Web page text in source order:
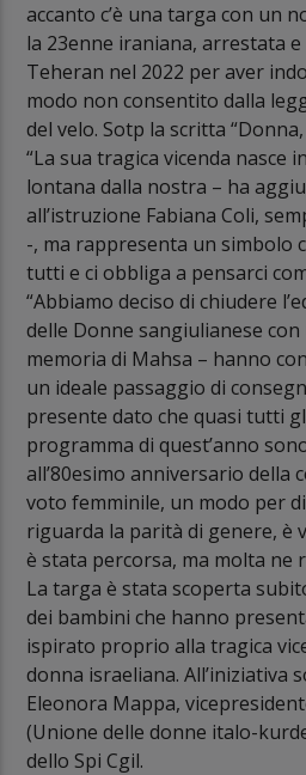
accanto c’è una targa con un
la 23enne iraniana, arrestata e
Teheran nel 2022 per aver
modo non consentito dalla
del velo. Sotp la scritta
“La sua tragica vicenda nasce
lontana dalla nostra – ha
all’istruzione Fabiana Coli,
-, ma rappresenta un simbolo
tutti e ci obbliga a pensarci
“Abbiamo deciso di chiudere
delle Donne sangiulianese
memoria di Mahsa – hanno
un ideale passaggio di
presente dato che quasi tutti
programma di quest’anno
all’80esimo anniversario della
voto femminile, un modo per
riguarda la parità di genere, è
è stata percorsa, ma molta ne
La targa è stata scoperta
dei bambini che hanno
ispirato proprio alla tragica
donna israeliana. All’iniziativa
Eleonora Mappa,
(Unione delle donne italo-
dello Spi Cgil.